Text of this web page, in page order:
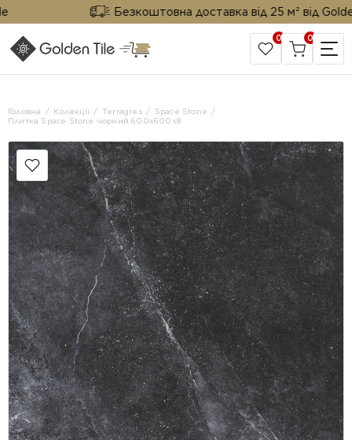
Безкоштовна доставка від 25 м² від Golden
САЙТ КОМПАНІЇ
0 0
Головна Колекції Terragres
Space Stone
Плитка Space Stone чорний 600x600x8